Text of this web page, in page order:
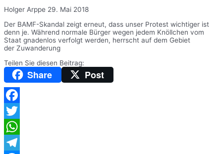
Holger Arppe 29. Mai 2018
Der BAMF-Skandal zeigt erneut, dass unser Protest wichtiger ist
denn je. Während normale Bürger wegen jedem Knöllchen vom
Staat gnadenlos verfolgt werden, herrscht auf dem Gebiet
der Zuwanderung
Teilen Sie diesen Beitrag:
Share Post
Facebook
Twitter
WhatsApp